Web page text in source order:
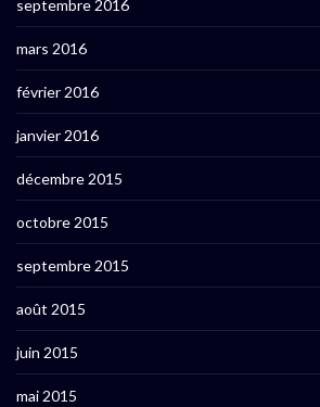
septembre 2016
mars 2016
février 2016
janvier 2016
décembre 2015
octobre 2015
septembre 2015
août 2015
juin 2015
mai 2015